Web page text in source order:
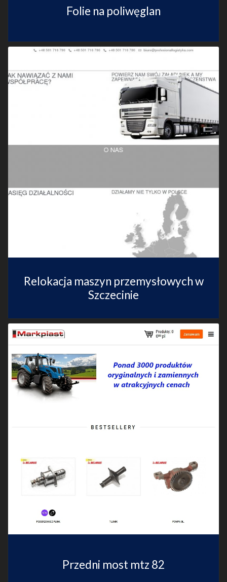
Folie na poliwęglan
Relokacja maszyn przemysłowych w
Szczecinie
Przedni most mtz 82